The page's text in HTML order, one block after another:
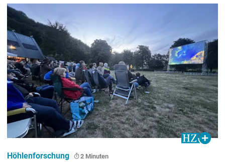
Höhlenforschung 2 Minuten